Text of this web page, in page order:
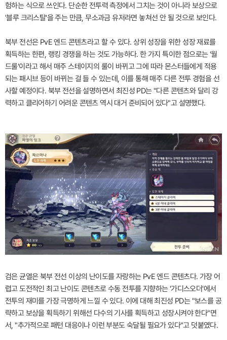
험하는 식으로 쓰인다. 단순한 전투력 측정에서 그치는 것이 아니라 보상으로
'블루 크리스탈'을 주는 만큼, 무소과금 유저라면 놓쳐선 안 될 것으로 보인다.
북부 전선은 PvE 엔드 콘텐츠라고 할 수 있다. 상위 성장을 위한 성장 재료를
획득하는 한편, 랭킹 경쟁을 하는 것도 가능하다. 한 가지 특이한 점으로는 '월
드룰'이라고 해서 매주 스테이지의 룰이 바뀌고 그에 따라 몬스터들에게 적용
되는 패시브 등이 바뀌는 걸 들 수 있는데, 이를 통해 매주 다른 전투 경험을 선
사할 예정이다. 북부 전선을 설명하면서 최진성 PD는 "다른 콘텐츠와 달리 강
력하고 클리어하기 어려운 콘텐츠 역시 대거 준비되어 있다"고 설명했다.
검은 균열은 북부 전선 이상의 난이도를 자랑하는 PvE 엔드 콘텐츠다. 가장 어
렵고 도전적인 최고 난이도 콘텐츠로 수동 전투를 지향하는 '가디스오더'에서
전투의 재미를 가장 극명하게 느낄 수 있다. 이에 대해 최진성 PD는 "보스를 공
략하고 보상을 획득하기 위해선 다수의 기사를 획득하고 성장시켜야 한다"면
서, "추가적으로 패턴 대응이나 이런 부분도 숙달될 필요가 있다"고 덧붙였다.